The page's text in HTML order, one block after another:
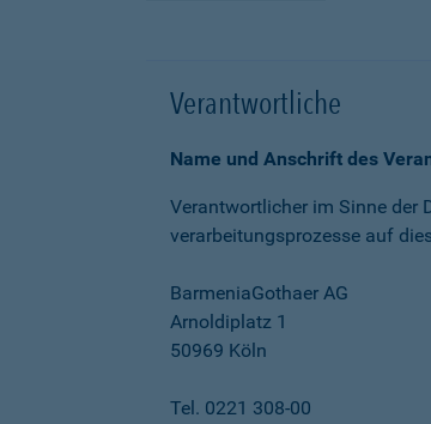
Verantwortliche
Name und Anschrift des
Verantwortlicher im Sinne der
verarbeitungs­prozesse auf
BarmeniaGothaer AG
Arnoldiplatz 1
50969 Köln
Tel. 0221 308-00